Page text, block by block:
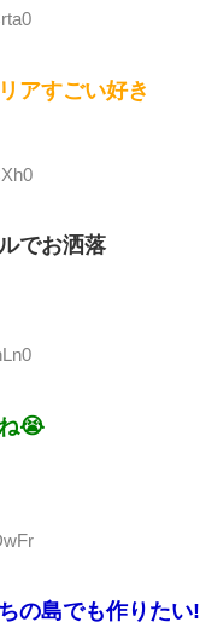
アすごい好き
でお洒落
😭
の島でも作りたい!